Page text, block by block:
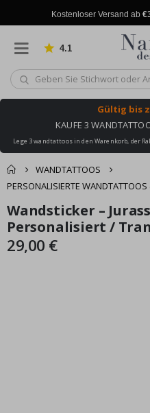
Kostenloser Versand ab
4.1 von 1029
Gültig bis
KAUFE 3
Lege 3 wandtattoos in den Warenkorb, der
WANDTATTOOS
PERSONALISIERTE
Produkt zum
Warenkorb
hinzugefügt ✔️
Zum
Ende
der
Bildgalerie
Zum
Anfang
der
Bildgalerie
Wandsticker –
Personalisiert /
29,00 €